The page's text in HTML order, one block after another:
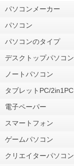
パソコンメーカー
パソコン
パソコンのタイプ
デスクトップパソコン
ノートパソコン
タブレットPC/2in1PC
電子ペーパー
スマートフォン
ゲームパソコン
クリエイターパソコン